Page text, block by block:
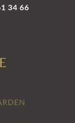
34 66